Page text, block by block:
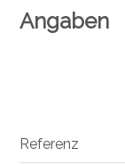
Angaben
Referenz